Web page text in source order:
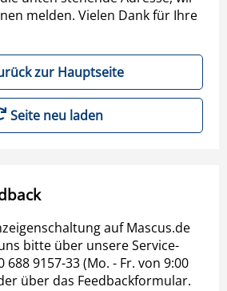
melden. Vielen Dank für Ihre
zur Hauptseite
Seite neu laden
auf Mascus.de
bitte über unsere Service-
688 9157-33 (Mo. - Fr. von 9:00
über das Feedbackformular.